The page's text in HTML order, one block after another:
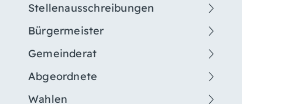
Stellenausschreibungen
Bürgermeister
Gemeinderat
Abgeordnete
Wahlen